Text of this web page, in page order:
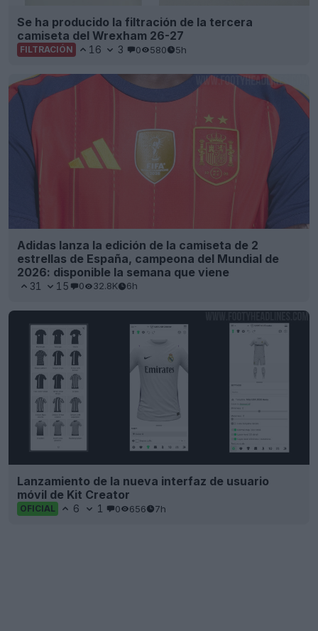
Se ha producido la filtración de la tercera
camiseta del Wrexham 26-27
FILTRACIÓN 16 3 0 580 5h
Adidas lanza la edición de la camiseta de 2
estrellas de España, campeona del Mundial de
2026: disponible la semana que viene
31 15 0 32.8K 6h
Lanzamiento de la nueva interfaz de usuario
móvil de Kit Creator
OFICIAL 6 1 0 656 7h